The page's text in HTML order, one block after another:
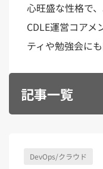
Kubernetes（
API Gateway
デジタル人材
Markdown（1
心旺盛な性格で
CDLE運営コア
ティや勉強会に
記事一覧
DevOps/クラウド